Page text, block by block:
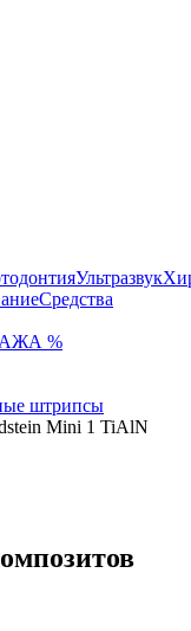
Ультразвук
Средства
%
штрипсы
Mini 1 TiAlN